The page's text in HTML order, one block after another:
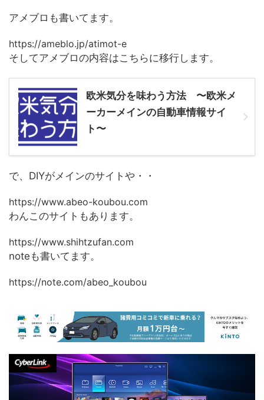
アメブロも書いてます。
https://ameblo.jp/atimot-e
そしてアメブロの内容はこちらに移行します。
欧米気分を味わう方法 〜欧米メ
ーカーメインの自動車情報サイ
ト〜
で、DIYがメインのサイトや・・
https://www.abeo-koubou.com
わんこのサイトもあります。
https://www.shihtzufan.com
noteも書いてます。
https://note.com/abeo_koubou